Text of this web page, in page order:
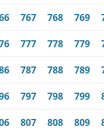
767 768 769
777 778 779
787 788 789
797 798 799
807 808 809